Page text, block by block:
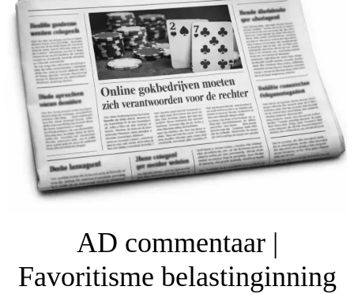
AD commentaar |
Favoritisme belastinginning